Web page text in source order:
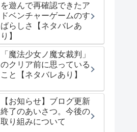
を遊んで再確認できたア
ドベンチャーゲームのす
ばらしさ【ネタバレあ
り】
「魔法少女ノ魔女裁判」
のクリア前に思っている
こと【ネタバレあり】
【お知らせ】ブログ更新
終了のあいさつ。今後の
取り組みについて